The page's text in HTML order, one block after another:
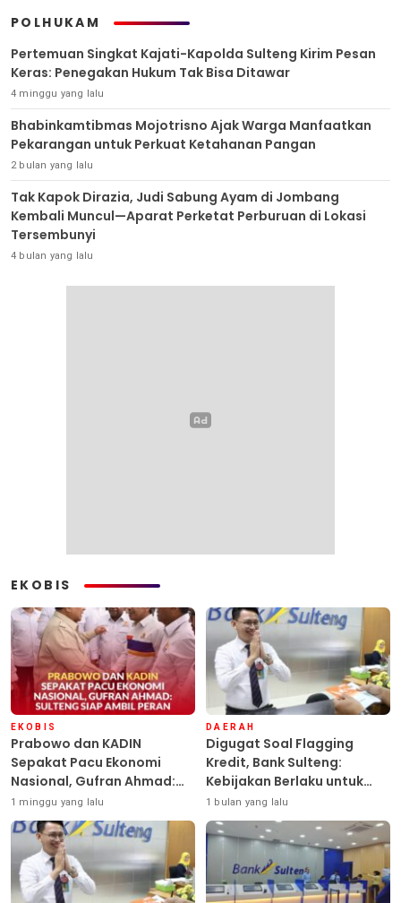
POLHUKAM
Pertemuan Singkat Kajati-Kapolda Sulteng Kirim Pesan
Keras: Penegakan Hukum Tak Bisa Ditawar
4 minggu yang lalu
Bhabinkamtibmas Mojotrisno Ajak Warga Manfaatkan
Pekarangan untuk Perkuat Ketahanan Pangan
2 bulan yang lalu
Tak Kapok Dirazia, Judi Sabung Ayam di Jombang
Kembali Muncul—Aparat Perketat Perburuan di Lokasi
Tersembunyi
4 bulan yang lalu
EKOBIS
EKOBIS
Prabowo dan KADIN
Sepakat Pacu Ekonomi
Nasional, Gufran Ahmad:
Sulteng Siap Ambil Peran
1 minggu yang lalu
DAERAH
Digugat Soal Flagging
Kredit, Bank Sulteng:
Kebijakan Berlaku untuk
Seluruh Debitur ASN
1 bulan yang lalu